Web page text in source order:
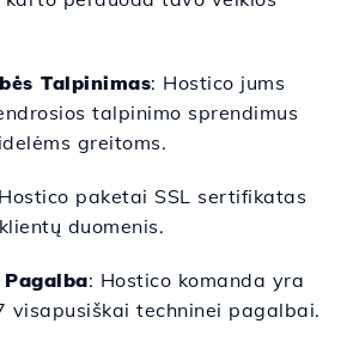
Talpinimas: Hostico jums
talpinimo sprendimus
greitoms.
paketai SSL sertifikatas
duomenis.
: Hostico komanda yra
visapusiškai techninei pagalbai.